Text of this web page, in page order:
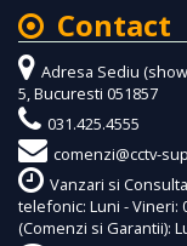
Contact
Adresa Sediu
5, Bucuresti 051857
031.425.4555
comenzi@cctv-
Vanzari si
telefonic: Luni - Vineri:
(Comenzi si Garantii):